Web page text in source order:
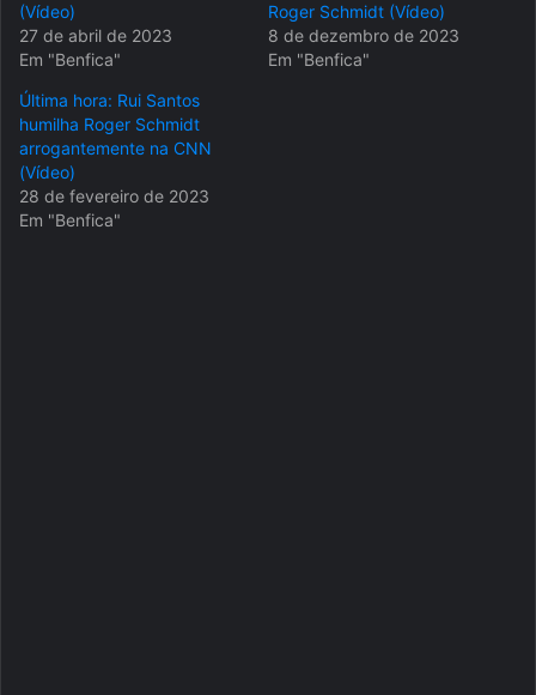
(Vídeo)
27 de abril de 2023
Em "Benfica"
Roger Schmidt (Vídeo)
8 de dezembro de 2023
Em "Benfica"
Última hora: Rui Santos
humilha Roger Schmidt
arrogantemente na CNN
(Vídeo)
28 de fevereiro de 2023
Em "Benfica"